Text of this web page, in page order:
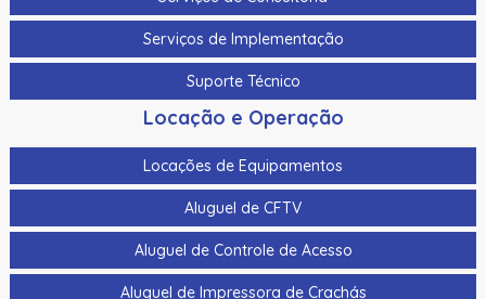
Serviços de Implementação
Suporte Técnico
Locação e Operação
Locações de Equipamentos
Aluguel de CFTV
Aluguel de Controle de Acesso
Aluguel de Impressora de Crachás